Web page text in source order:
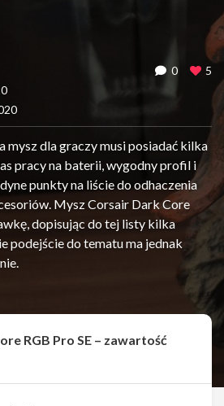
0 5
dla graczy musi posiadać kilka
pracy na baterii, wygodny profil i
punkty na liście do odhaczenia
Mysz Corsair Dark Core
dopisując do tej listy kilka
podejście do tematu ma jednak
RGB Pro SE – zawartość